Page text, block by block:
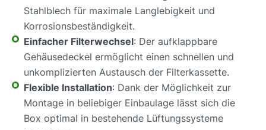
Stahlblech für maximale Langlebigkeit und
Korrosionsbeständigkeit.
Einfacher Filterwechsel: Der aufklappbare
Gehäusedeckel ermöglicht einen schnellen und
unkomplizierten Austausch der Filterkassette.
Flexible Installation: Dank der Möglichkeit zur
Montage in beliebiger Einbaulage lässt sich die
Box optimal in bestehende Lüftungssysteme